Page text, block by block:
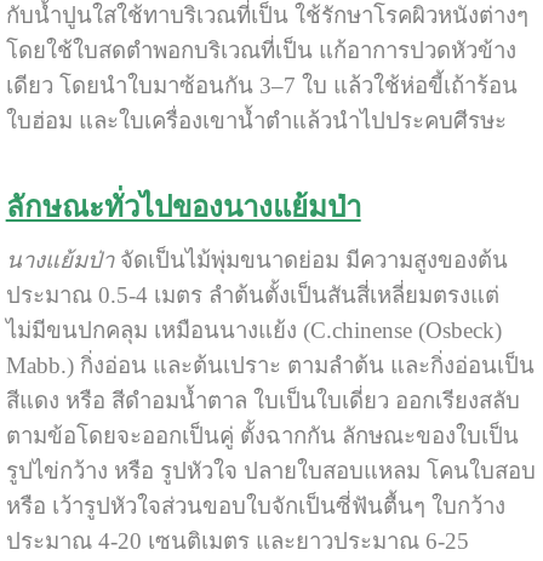
กับน้ำปูนใสใช้ทาบริเวณที่เป็น ใช้รักษาโรคผิวหนังต่างๆ
โดยใช้ใบสดตำพอกบริเวณที่เป็น แก้อาการปวดหัวข้าง
เดียว โดยนำใบมาซ้อนกัน 3–7 ใบ แล้วใช้ห่อขี้เถ้าร้อน
ใบฮ่อม และใบเครื่องเขาน้ำตำแล้วนำไปประคบศีรษะ
ลักษณะทั่วไปของนางแย้มป่า
นางแย้มป่า จัดเป็นไม้พุ่มขนาดย่อม มีความสูงของต้น
ประมาณ 0.5-4 เมตร ลำต้นตั้งเป็นสันสี่เหลี่ยมตรงแต่
ไม่มีขนปกคลุม เหมือนนางแย้ง (C.chinense (Osbeck)
Mabb.) กิ่งอ่อน และต้นเปราะ ตามลำต้น และกิ่งอ่อนเป็น
สีแดง หรือ สีดำอมน้ำตาล ใบเป็นใบเดี่ยว ออกเรียงสลับ
ตามข้อโดยจะออกเป็นคู่ ตั้งฉากกัน ลักษณะของใบเป็น
รูปไข่กว้าง หรือ รูปหัวใจ ปลายใบสอบแหลม โคนใบสอบ
หรือ เว้ารูปหัวใจส่วนขอบใบจักเป็นซี่ฟันตื้นๆ ใบกว้าง
ประมาณ 4-20 เซนติเมตร และยาวประมาณ 6-25